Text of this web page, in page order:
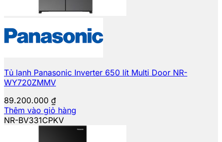
Tủ lạnh Panasonic Inverter 650 lít Multi Door NR-
WY720ZMMV
89.200.000 ₫
Thêm vào giỏ hàng
NR-BV331CPKV